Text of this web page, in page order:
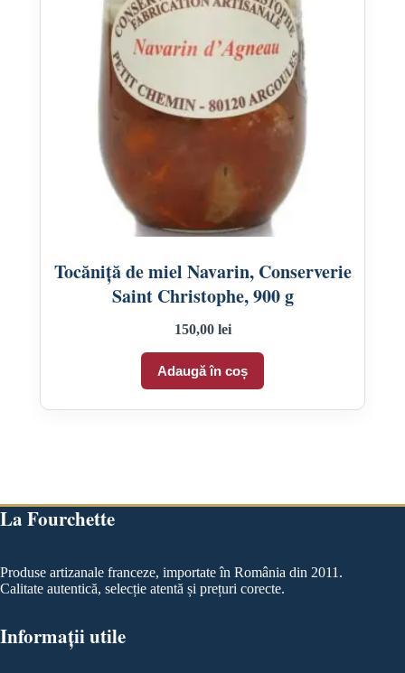
Tocăniță de miel Navarin, Conserverie
Saint Christophe, 900 g
150,00 lei
Adaugă în coș
La Fourchette
Produse artizanale franceze, importate în România din 2011.
Calitate autentică, selecție atentă și prețuri corecte.
Informații utile